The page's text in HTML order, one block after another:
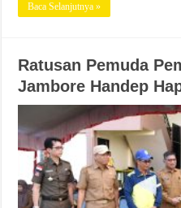
Baca Selanjutnya »
Ratusan Pemuda
Jambore Handep